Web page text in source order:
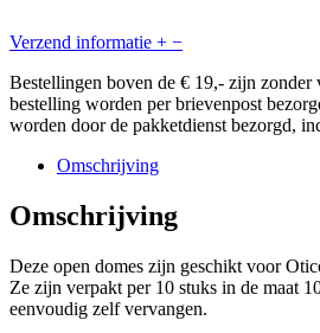
Verzend informatie + −
Bestellingen boven de € 19,- zijn zonder
bestelling worden per brievenpost
worden door de pakketdienst bezorgd,
Omschrijving
Omschrijving
Deze open domes zijn geschikt voor
Ze zijn verpakt per 10 stuks in de maat
eenvoudig zelf vervangen.